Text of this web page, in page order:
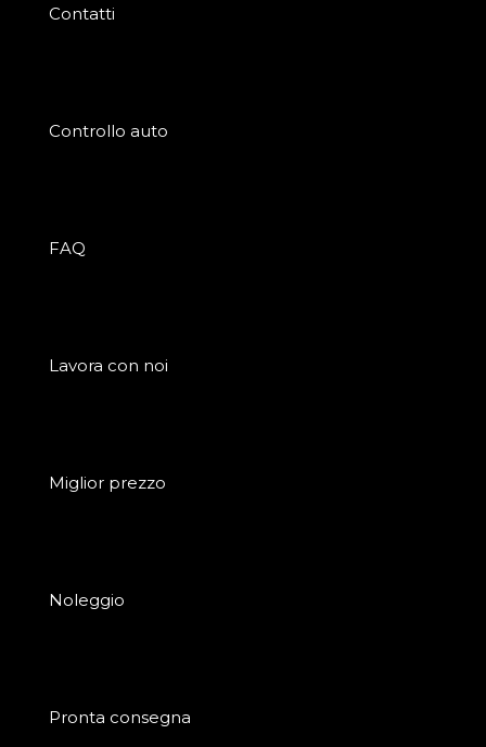
Contatti
Controllo auto
FAQ
Lavora con noi
Miglior prezzo
Noleggio
Pronta consegna